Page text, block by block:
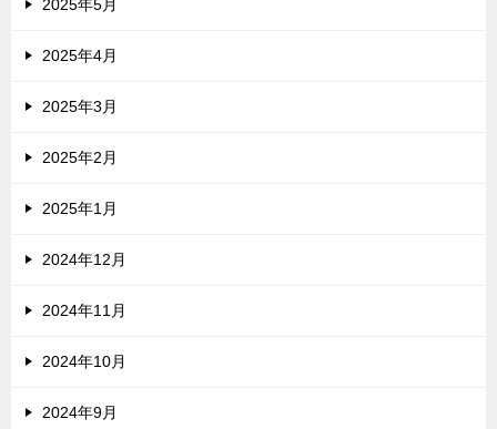
2025年5月
2025年4月
2025年3月
2025年2月
2025年1月
2024年12月
2024年11月
2024年10月
2024年9月